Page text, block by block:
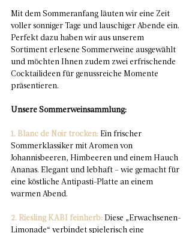
Mit dem Sommeranfang läuten wir eine Zeit
voller sonniger Tage und lauschiger Abende ein.
Perfekt dazu haben wir aus unserem
Sortiment erlesene Sommerweine ausgewählt
und möchten Ihnen zudem zwei erfrischende
Cocktailideen für genussreiche Momente
präsentieren.
Unsere Sommerweinsammlung:
1. Blanc de Noir trocken: Ein frischer
Sommerklassiker mit Aromen von
Johannisbeeren, Himbeeren und einem Hauch
Ananas. Elegant und lebhaft – wie gemacht für
eine köstliche Antipasti-Platte an einem
warmen Abend.
2. Riesling KABI feinherb: Diese „Erwachsenen-
Limonade“ verbindet spielerisch eine